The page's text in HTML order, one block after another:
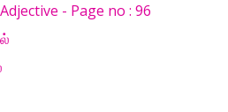
- Page no : 96